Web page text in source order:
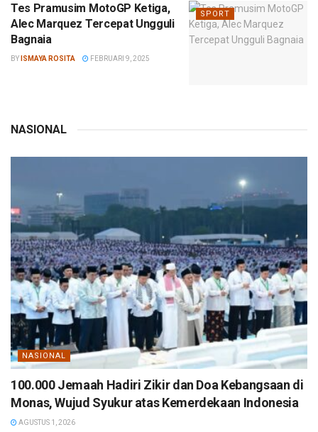
SPORT
Tes Pramusim MotoGP Ketiga,
Alec Marquez Tercepat Ungguli
Bagnaia
BY ISMAYA ROSITA FEBRUARI 9, 2025
NASIONAL
NASIONAL
100.000 Jemaah Hadiri Zikir dan Doa Kebangsaan di
Monas, Wujud Syukur atas Kemerdekaan Indonesia
AGUSTUS 1, 2026